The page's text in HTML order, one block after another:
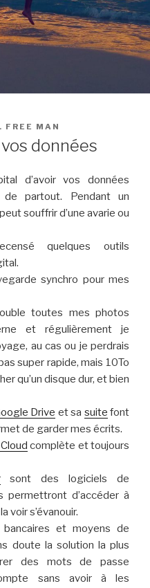
FREE MAN
données
d’avoir vos données
de partout. Pendant un
souffrir d’une avarie ou
quelques outils
synchro pour mes
toutes mes photos
et régulièrement je
au cas ou je perdrais
super rapide, mais 10To
qu’un disque dur, et bien
Drive et sa suite font
de garder mes écrits.
complète et toujours
sont des logiciels de
permettront d’accéder à
voir s’évanouir.
et moyens de
doute la solution la plus
des mots de passe
sans avoir à les